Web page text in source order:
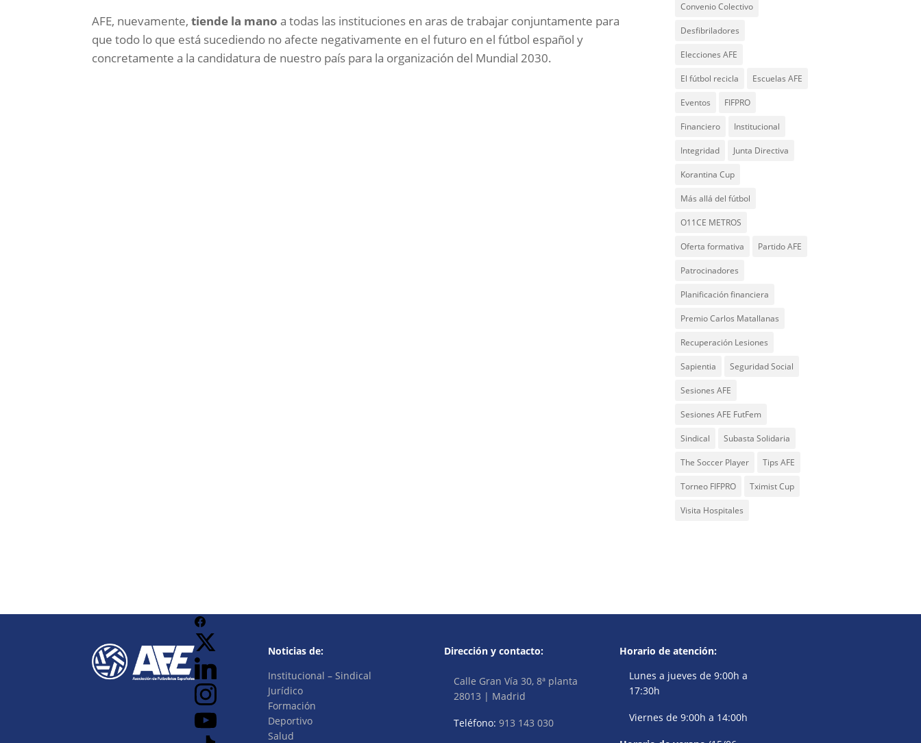
AFE, nuevamente,tiende la mano a todas las instituciones en aras de trabajar conjuntamente para
que todo lo que está sucediendo no afecte negativamente en el futuro en el fútbol español y
concretamente a la candidatura de nuestro país para la organización del Mundial 2030.
Convenio Colectivo
Desfibriladores
Elecciones AFE
El fútbol recicla Escuelas AFE
Eventos FIFPRO
Financiero Institucional
Integridad Junta Directiva
Korantina Cup
Más allá del fútbol
O11CE METROS
Oferta formativa Partido AFE
Patrocinadores
Planificación financiera
Premio Carlos Matallanas
Recuperación Lesiones
Sapientia Seguridad Social
Sesiones AFE
Sesiones AFE FutFem
Sindical Subasta Solidaria
The Soccer Player Tips AFE
Torneo FIFPRO Tximist Cup
Visita Hospitales
Noticias de:
Institucional – Sindical
Jurídico
Formación
Deportivo
Salud
Dirección y contacto:
Calle Gran Vía 30, 8ª planta
28013 | Madrid
Teléfono: 913 143 030
Horario de atención:
Lunes a jueves de 9:00h a
17:30h
Viernes de 9:00h a 14:00h